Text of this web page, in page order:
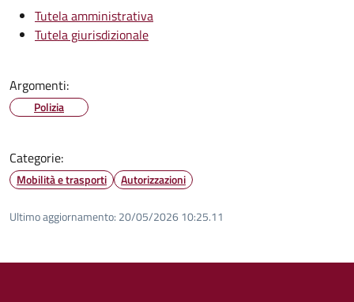
Tutela amministrativa
Tutela giurisdizionale
Argomenti:
Polizia
Categorie:
Mobilità e trasporti Autorizzazioni
Ultimo aggiornamento: 20/05/2026 10:25.11